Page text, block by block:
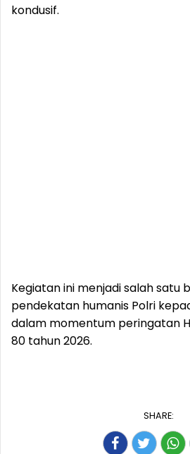
kondusif.
Kegiatan ini menjadi salah satu
pendekatan humanis Polri
dalam momentum peringatan
80 tahun 2026.
SHARE: